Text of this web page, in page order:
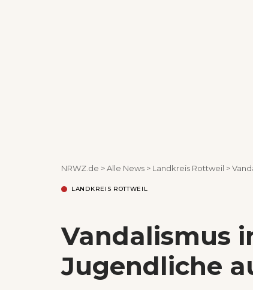
NRWZ.de >Alle News > Landkreis Rottweil >
LANDKREIS ROTTWEIL
Vandalismus
Jugendliche